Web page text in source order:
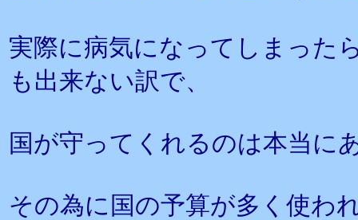
実際に病気になってしまった
も出来ない訳で、
国が守ってくれるのは本当に
その為に国の予算が多く使わ